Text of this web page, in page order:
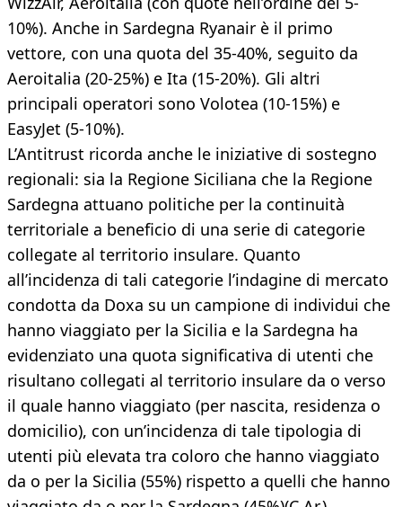
10%). Anche in Sardegna Ryanair è il primo
vettore, con una quota del 35-40%, seguito da
Aeroitalia (20-25%) e Ita (15-20%). Gli altri
principali operatori sono Volotea (10-15%) e
EasyJet (5-10%).
L’Antitrust ricorda anche le iniziative di sostegno
regionali: sia la Regione Siciliana che la Regione
Sardegna attuano politiche per la continuità
territoriale a beneficio di una serie di categorie
collegate al territorio insulare. Quanto
all’incidenza di tali categorie l’indagine di mercato
condotta da Doxa su un campione di individui che
hanno viaggiato per la Sicilia e la Sardegna ha
evidenziato una quota significativa di utenti che
risultano collegati al territorio insulare da o verso
il quale hanno viaggiato (per nascita, residenza o
domicilio), con un’incidenza di tale tipologia di
utenti più elevata tra coloro che hanno viaggiato
da o per la Sicilia (55%) rispetto a quelli che hanno